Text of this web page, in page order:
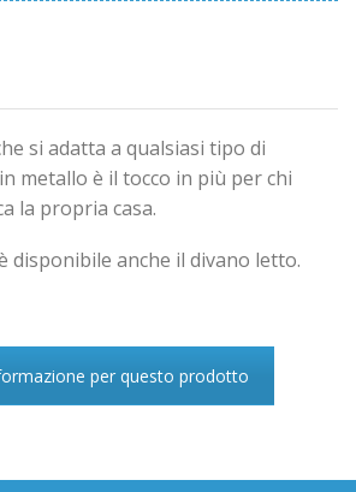
si adatta a qualsiasi tipo di
metallo è il tocco in più per chi
la propria casa.
disponibile anche il divano letto.
per questo prodotto